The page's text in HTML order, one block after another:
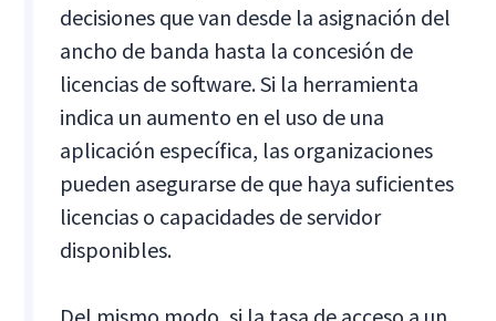
decisiones que van desde la asignación del
ancho de banda hasta la concesión de
licencias de software. Si la herramienta
indica un aumento en el uso de una
aplicación específica, las organizaciones
pueden asegurarse de que haya suficientes
licencias o capacidades de servidor
disponibles.